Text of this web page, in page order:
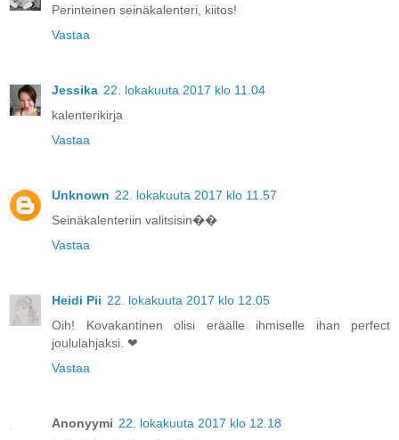
Perinteinen seinäkalenteri, kiitos!
Vastaa
Jessika 22. lokakuuta 2017 klo 11.04
kalenterikirja
Vastaa
Unknown 22. lokakuuta 2017 klo 11.57
Seinäkalenteriin valitsisin��
Vastaa
Heidi Pii 22. lokakuuta 2017 klo 12.05
Oih! Kovakantinen olisi eräälle ihmiselle ihan perfect
joululahjaksi. ❤
Vastaa
Anonyymi 22. lokakuuta 2017 klo 12.18